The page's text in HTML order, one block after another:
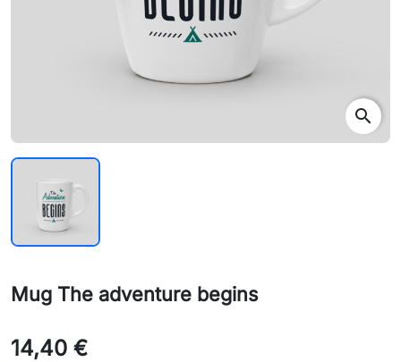
search
Mug The adventure begins
14,40 €